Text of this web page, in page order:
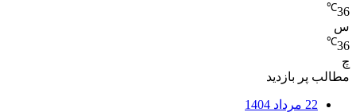
36
℃
س
36
℃
چ
مطالب پر بازدید
22 مرداد 1404